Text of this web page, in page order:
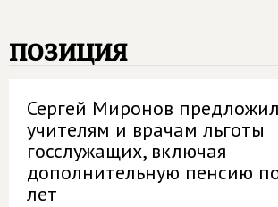
позиция
Сергей Миронов
учителям и врачам льготы
госслужащих, включая
дополнительную пенсию
лет